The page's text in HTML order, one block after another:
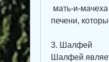
печени,
3. Шалфей
Шалфей